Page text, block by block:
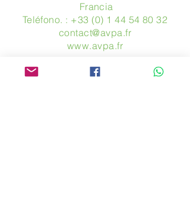
​ Francia
Teléfono. : +33 (0) 1 44 54 80 32
contact@avpa.fr
www.avpa.fr